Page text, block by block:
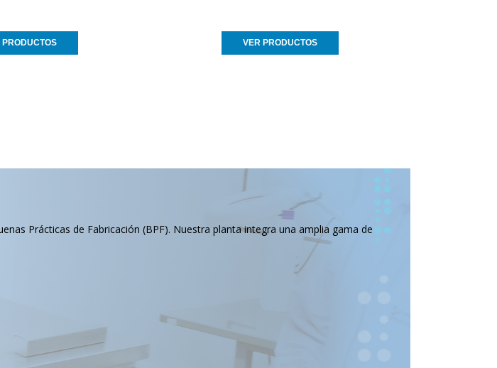
PRODUCTOS VER PRODUCTOS
Prácticas de Fabricación (BPF). Nuestra planta integra una amplia gama de